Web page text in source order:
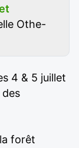
Othe-
4 & 5 juillet
forêt